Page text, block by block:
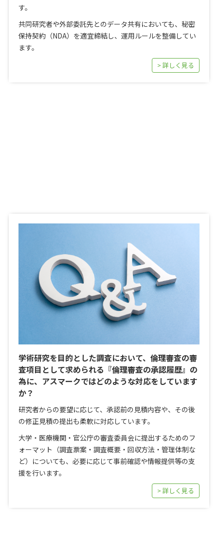
す。
共同研究者や外部委託先とのデータ共有においても、秘密
保持契約（NDA）を適宜締結し、運用ルールを整備してい
ます。
> 詳しく見る
学術研究を目的とした調査において、倫理審査の審
査項目として求められる『倫理審査の承認履歴』の
為に、アスマークではどのような対応をしています
か？
研究者からの要望に応じて、承認前の見積内容や、その後
の修正見積の提出も柔軟に対応しています。
大学・医療機関・官公庁の審査委員会に提出するためのフ
ォーマット（調査票案・調査概要・回収方法・管理体制な
ど）についても、必要に応じて事前確認や情報提供等の支
援を行います。
> 詳しく見る